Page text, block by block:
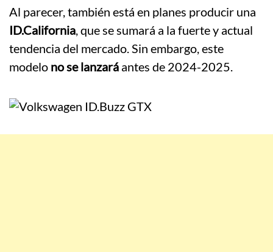
Al parecer, también está en planes producir una
ID.California, que se sumará a la fuerte y actual
tendencia del mercado. Sin embargo, este
modelo no se lanzará antes de 2024-2025.